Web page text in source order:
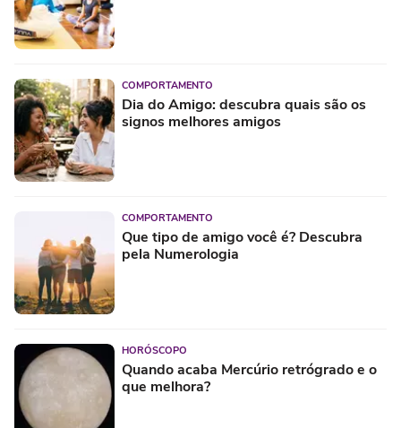
COMPORTAMENTO
Dia do Amigo: descubra quais são os
signos melhores amigos
COMPORTAMENTO
Que tipo de amigo você é? Descubra
pela Numerologia
HORÓSCOPO
Quando acaba Mercúrio retrógrado e o
que melhora?